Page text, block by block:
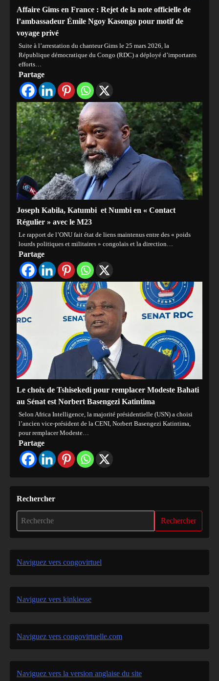
Affaire Gims en France : Rejet de la note officielle de
l’ambassadeur Émile Ngoy Kasongo pour motif de
voyage privé
Suite à l’arrestation du chanteur Gims le 25 mars 2026, la
République démocratique du Congo (RDC) a déployé d’importants
efforts…
Partage
Joseph Kabila, Katumbi et Numbi en « Contact
Régulier » avec le M23
Le rapport de l’ONU fait état de liens maintenus entre des « poids
lourds politiques et militaires » congolais et la direction…
Partage
Le choix de Tshisekedi pour remplacer Modeste Bahati
au Sénat est Norbert Basengezi Katintima
Selon Africa Intelligence, la majorité présidentielle (USN) a choisi
l’ancien vice-président de la CENI, Norbert Basengezi Katintima,
pour remplacer Modeste…
Partage
Rechercher
Rechercher
Naviguez vers congovirtuel
Naviguez vers kinkiesse
Naviguez vers congovirtuelle.com
Naviguez vers la version anglaise du site